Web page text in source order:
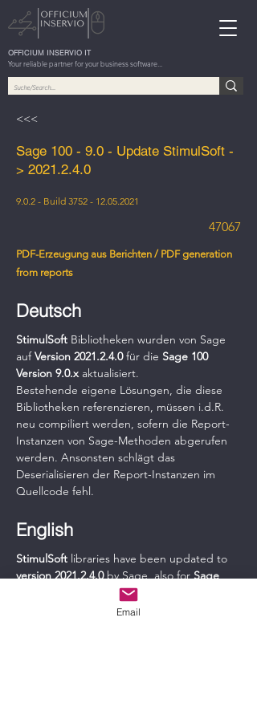
OFFICIUM INSERVIO IT
Your reliable partner for your business software...
<<<
Sage 100 - 9.0 - Update StimulSoft -
> 2021.2.4.0
9.0.2 - Build 3752 - 12.05.2021
47067
PDF-Erzeugung aus Berichten / PDF generation
from reports
Deutsch
StimulSoft Bibliotheken wurden von Sage
auf Version 2021.2.4.0 für die Sage 100
Version 9.0.x aktualisiert.
Bestehende eigene Lösungen, die diese
Bibliotheken referenzieren, müssen i.d.R.
neu compiliert werden, sofern die Report-
Instanzen von Sage-Methoden abgerufen
werden. Ansonsten schlägt das
Deserialisieren der Report-Instanzen im
Quellcode fehl.
English
StimulSoft libraries have been updated to
version 2021.2.4.0 by Sage, also for Sage
Existing custom solutions that reference
Email